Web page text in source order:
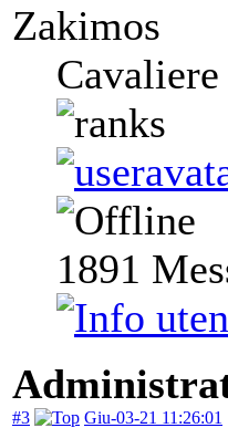
Zakimos
1891
#3 Giu-03-21 11:26:01